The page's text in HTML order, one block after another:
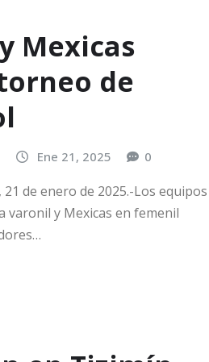
Mexicas
de
Ene 21, 2025 0
de enero de 2025.-Los equipos
varonil y Mexicas en femenil